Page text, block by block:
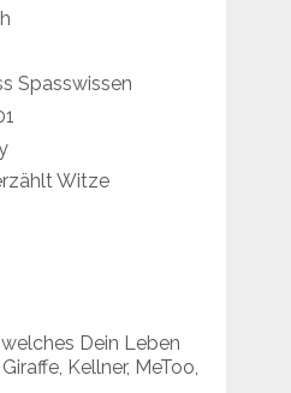
Spasswissen
Witze
Dein Leben
Kellner, MeToo,